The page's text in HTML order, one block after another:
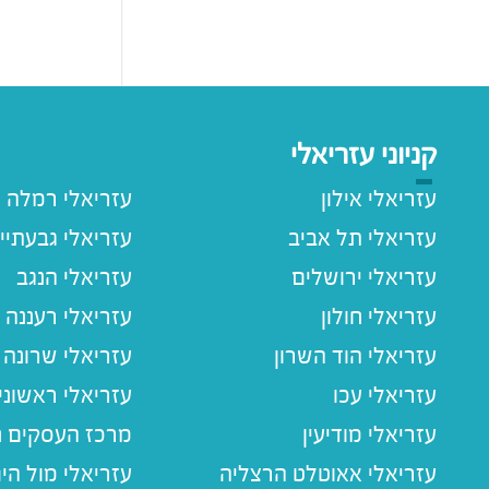
קניוני עזריאלי
עזריאלי אילון
עזריאלי תל אביב
עזריאלי ירושלים
עזריאלי חולון
עזריאלי הוד השרון
עזריאלי עכו
עזריאלי מודיעין
עזריאלי אאוטלט הרצליה
עזריאלי רמלה
עזריאלי
עזריאלי הנגב
עזריאלי רעננה
עזריאלי שרונה
עזריאלי
מרכז העסקים
עזריאלי מול